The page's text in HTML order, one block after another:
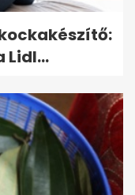
Lidl...